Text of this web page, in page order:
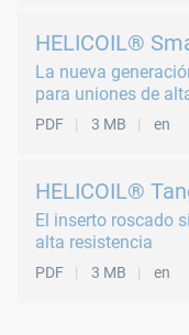
HELICOIL®
La nueva
para uniones de
PDF 3 MB en
HELICOIL®
El inserto roscado
alta resistencia
PDF 3 MB en